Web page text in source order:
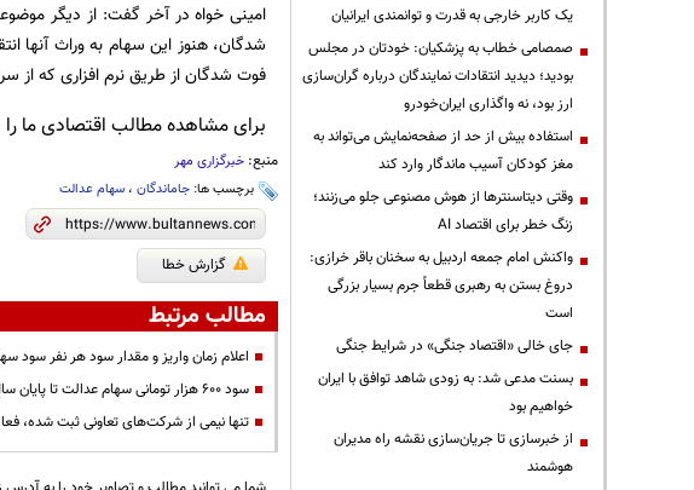
امینی خواه در آخر گفت: از دیگر
فوت شدگان از طریق نرم افزاری که از
برای مشاهده مطالب اقتصادی ما را
منبع: خبرگزاری مهر
برچسب ها: جاماندگان، سهام عدالت
گزارش خطا
مطالب مرتبط
اعلام زمان واریز و مقدار سود هر نفر سود
سود ۶۰۰ هزار تومانی سهام عدالت تا پایان سال واریز می‌شود
تنها نیمی از شرکت‌های تعاونی ثبت شده،
یک کاربر خارجی به قدرت و توانمندی ایرانیان
صمصامی خطاب به پزشکیان: خودتان در مجلس
بودید؛ دیدید انتقادات نمایندگان درباره گران‌سازی
ارز بود، نه واگذاری ایران‌خودرو
استفاده بیش از حد از صفحه‌نمایش می‌تواند به
مغز کودکان آسیب ماندگار وارد کند
وقتی دیتاسنترها از هوش مصنوعی جلو می‌زنند؛
زنگ خطر برای اقتصاد AI
واکنش امام جمعه اردبیل به سخنان باقر خرازی:
دروغ بستن به رهبری قطعاً جرم بسیار بزرگی
است
جای خالی «اقتصاد جنگی» در شرایط جنگی
بسنت مدعی شد: به زودی شاهد توافق با ایران
خواهیم بود
از خبرسازی تا جریان‌سازی نقشه راه مدیران
هوشمند